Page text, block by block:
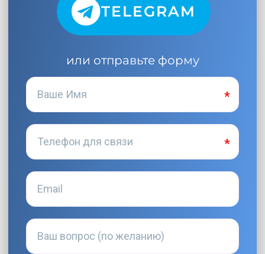
TELEGRAM
или отправьте форму